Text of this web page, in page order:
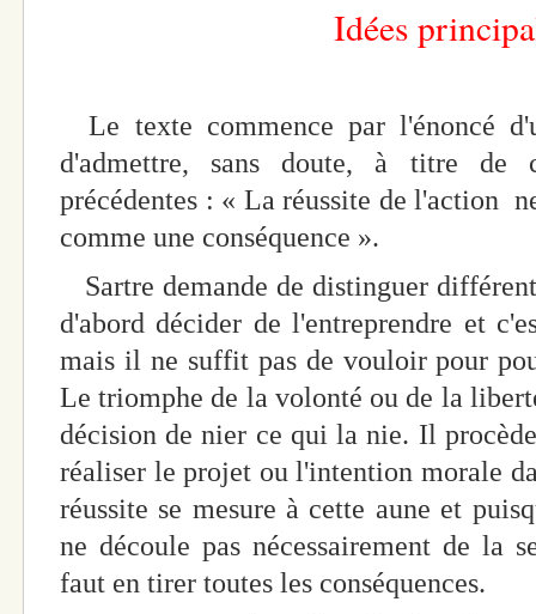
Idées
Le texte commence par l'énoncé
d'admettre, sans doute, à titre de
précédentes : « La réussite de l'action
comme une conséquence ».
Sartre demande de distinguer
d'abord décider de l'entreprendre et
mais il ne suffit pas de vouloir pour
Le triomphe de la volonté ou de la
décision de nier ce qui la nie. Il
réaliser le projet ou l'intention morale
réussite se mesure à cette aune et
ne découle pas nécessairement de la
faut en tirer toutes les conséquences.